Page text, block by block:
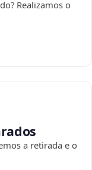
Realizamos o
a retirada e o